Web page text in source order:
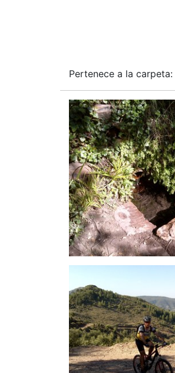
Pertenece a la carpeta: